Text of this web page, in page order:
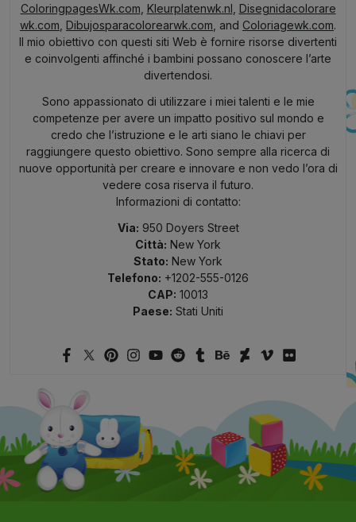
ColoringpagesWk.com Kleurplatenwk.nl Disegnidacolorare
wk.com Dibujosparacolorearwk.com , and Coloriagewk.com.
Il mio obiettivo con questi siti Web è fornire risorse divertenti
e coinvolgenti affinché i bambini possano conoscere l’arte
divertendosi.
Sono appassionato di utilizzare i miei talenti e le mie
competenze per avere un impatto positivo sul mondo e
credo che l’istruzione e le arti siano le chiavi per
raggiungere questo obiettivo. Sono sempre alla ricerca di
nuove opportunità per creare e innovare e non vedo l’ora di
vedere cosa riserva il futuro.
Informazioni di contatto:
Via: 950 Doyers Street
Città: New York
Stato: New York
Telefono: +1202-555-0126
CAP: 10013
Paese: Stati Uniti